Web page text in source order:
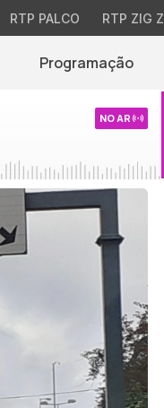
RTP PALCO RTP ZIG
Programação
NO AR